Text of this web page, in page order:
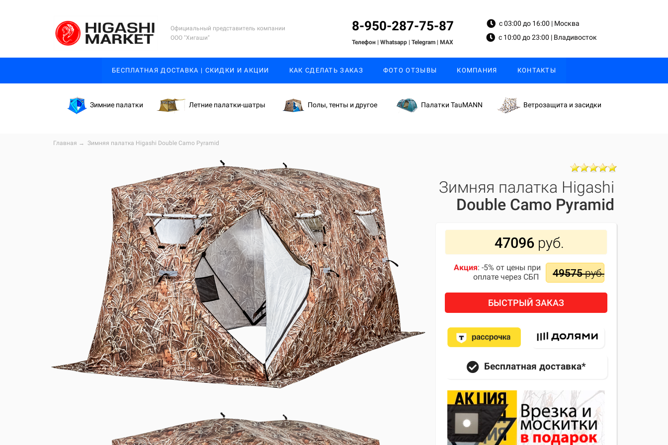
Официальный представитель компании
ООО "Хигаши"
8-950-287-75-87
Телефон | Whatsapp | Telegram | MAX
с 03:00 до 16:00 | Москва
с 10:00 до 23:00 | Владивосток
БЕСПЛАТНАЯ ДОСТАВКА | СКИДКИ И АКЦИИ КАК СДЕЛАТЬ ЗАКАЗ ФОТО ОТЗЫВЫ КОМПАНИЯ КОНТАКТЫ
Зимние палатки Летние палатки-шатры Полы, тенты и другое Палатки TauMANN Ветрозащита и засидки
Главная → Зимняя палатка Higashi Double Camo Pyramid
Зимняя палатка Higashi
Double Camo Pyramid
47096 руб.
Акция: -5% от цены при
оплате через СБП
49575руб.
БЫСТРЫЙ ЗАКАЗ
Бесплатная доставка*